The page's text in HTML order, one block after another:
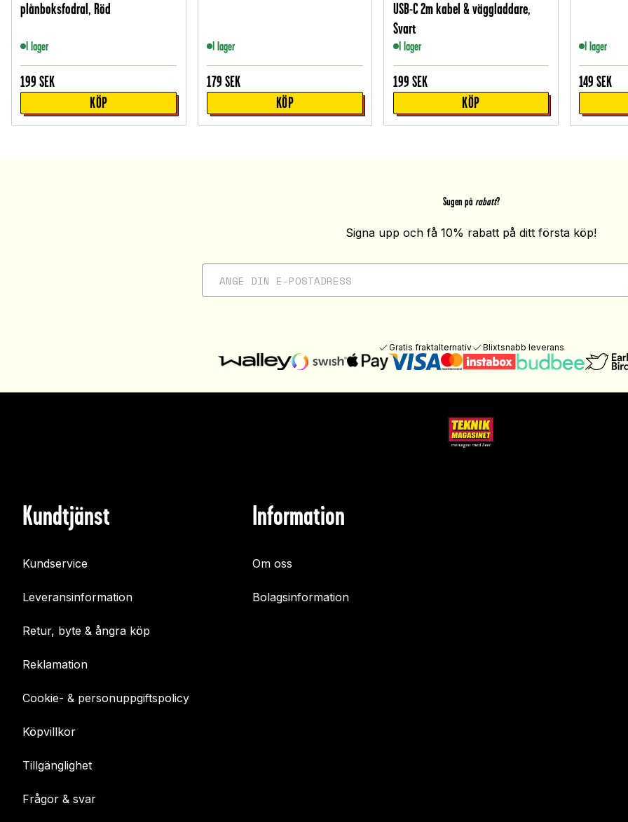
plånboksfodral, Röd
I lager
199 SEK
KÖP
I lager
179 SEK
KÖP
USB-C 2m kabel & väggladdare,
Svart
I lager
199 SEK
KÖP
I lager
149 SEK
Sugen på rabatt?
Signa upp och få 10% rabatt på ditt första köp!
Gratis fraktalternativ Blixtsnabb leverans
Kundtjänst
Kundservice
Leveransinformation
Retur, byte & ångra köp
Reklamation
Cookie- & personuppgiftspolicy
Köpvillkor
Tillgänglighet
Frågor & svar
Information
Om oss
Bolagsinformation